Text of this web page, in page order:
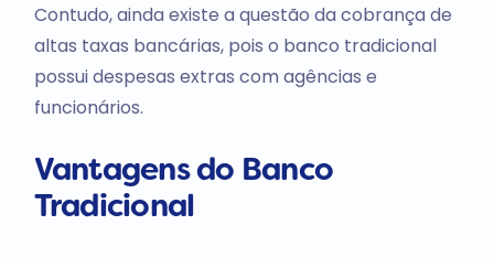
Contudo, ainda existe a questão da cobrança de
altas taxas bancárias, pois o banco tradicional
possui despesas extras com agências e
funcionários.
Vantagens do Banco
Tradicional